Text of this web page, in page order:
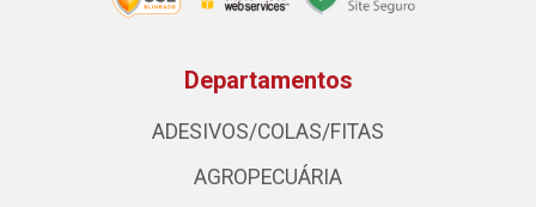
Departamentos
ADESIVOS/COLAS/FITAS
AGROPECUÁRIA